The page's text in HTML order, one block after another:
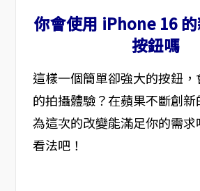
你會使用 iPhone 16
按鈕嗎
這樣一個簡單卻強大的按鈕
的拍攝體驗？在蘋果不斷創
為這次的改變能滿足你的需
看法吧！